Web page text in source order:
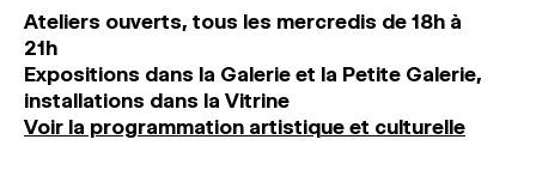
Ateliers ouverts, tous les mercredis de 18h à
21h
Expositions dans la Galerie et la Petite Galerie,
installations dans la Vitrine
Voir la programmation artistique et culturelle